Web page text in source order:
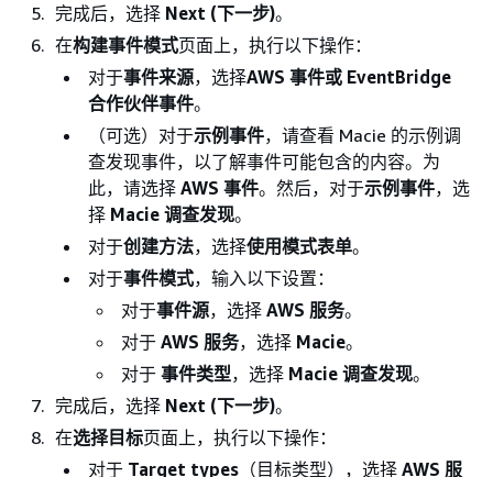
完成后，选择 Next (下一步)。
在构建事件模式页面上，执行以下操作：
对于事件来源，选择AWS 事件或 EventBridge
合作伙伴事件。
（可选）对于示例事件，请查看 Macie 的示例调
查发现事件，以了解事件可能包含的内容。为
此，请选择 AWS 事件。然后，对于示例事件，选
择 Macie 调查发现。
对于创建方法，选择使用模式表单。
对于事件模式，输入以下设置：
对于事件源，选择 AWS 服务。
对于 AWS 服务，选择 Macie。
对于 事件类型，选择 Macie 调查发现。
完成后，选择 Next (下一步)。
在选择目标页面上，执行以下操作：
对于 Target types （目标类型），选择 AWS 服